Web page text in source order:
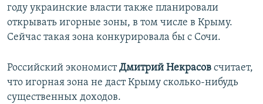
году украинские власти также планировали
открывать игорные зоны, в том числе в Крыму.
Сейчас такая зона конкурировала бы с Сочи.
Российский экономистДмитрий Некрасов считает,
что игорная зона не даст Крыму сколько-нибудь
существенных доходов.